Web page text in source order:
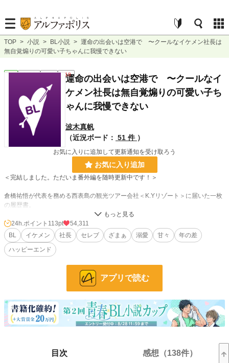
TOP > 小説 > BL小説 > 運命の出会いは空港で 〜クールなイケメン社長は
無自覚煽りの可愛い子ちゃんに我慢できない
BL 連載中 長編 R18
運命の出会いは空港で 〜クールなイ
ケメン社長は無自覚煽りの可愛い子ち
ゃんに我慢できない
波木真帆
（近況ボード： 51 件 ）
お気に入りに追加して更新通知を受け取ろう
お気に入り追加
＜完結しました。ただいま番外編を随時更新中です！＞
倉橋祐悟が代表を務める西表島の観光ツアー会社＜K.Yリゾート＞に届いた一枚
の履歴書。
そこに書かれていた名前はある事件の被害者と同姓同名だった。
彼のことが気になった祐悟は最終面接ということで彼を西表島に呼び寄せ、祐悟
も彼に会うべく西表島に向かう。
道中、羽田空港で可愛らしい子と運命的な出会いがあり一緒に過ごせば過ごすほ
どその子に無自覚に煽られて、祐悟の理性は崩壊寸前になっていく。
普段のクールなイケメン社長の姿からどんどんかけ離れていく祐悟と無防備で愛
らしい子とのラブラブハッピーエンド小説です。
した』の祐悟sideのお話です。
航sideでは書けなかった裏側の話を書いていく予定ですので、両方見てもらった
方がわかりやすいと思います。
24h.ポイント 113pt
54,311
BL
イケメン 社長 セレブ ざまぁ 溺愛 甘々
年の差
ハッピーエンド
アプリで読む
目次 感想（138件）